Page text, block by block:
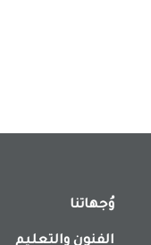
وُجهاتنا
الفنون والتعليم